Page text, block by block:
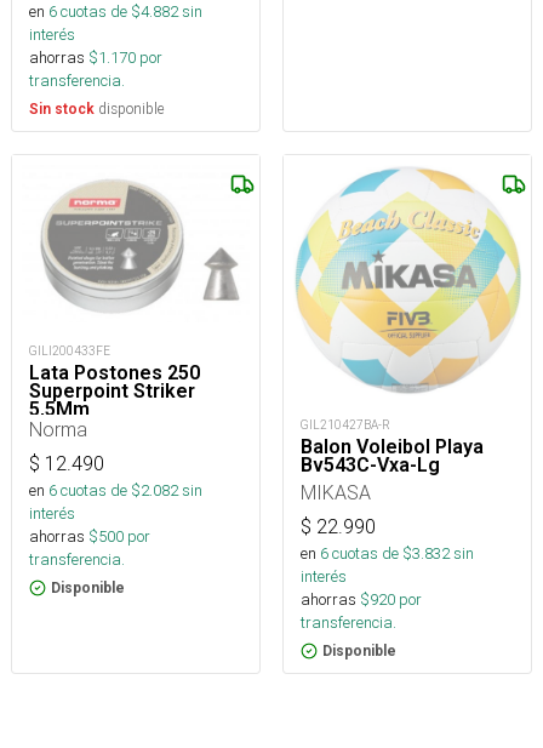
en 6cuotas de $4.882sin
interés
ahorras $1.170 por
transferencia.
Sin stock disponible
GILI200433FE
Lata Postones 250
Superpoint Striker
5,5Mm
Norma
$ 12.490
en 6cuotas de $2.082sin
interés
ahorras $500 por
transferencia.
Disponible
GIL210427BA-R
Balon Voleibol Playa
Bv543C-Vxa-Lg
MIKASA
$ 22.990
en 6cuotas de $3.832sin
interés
ahorras $920 por
transferencia.
Disponible